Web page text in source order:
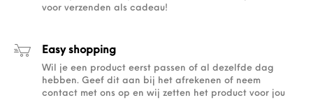
voor verzenden als cadeau!
Easy shopping
Wil je een product eerst passen of al dezelfde dag
hebben. Geef dit aan bij het afrekenen of neem
contact met ons op en wij zetten het product voor jou